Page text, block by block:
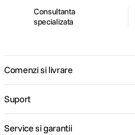
Consultanta
specializata
Comenzi si livrare
Suport
Service si garantii